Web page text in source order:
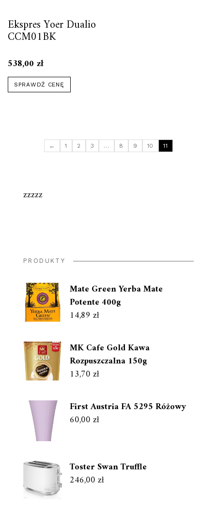
Ekspres Yoer Dualio
CCM01BK
538,00 zł
SPRAWDŹ CENĘ
← 1 2 3 … 8 9 10 11
zzzzz
PRODUKTY
Mate Green Yerba Mate
Potente 400g
14,89 zł
MK Cafe Gold Kawa
Rozpuszczalna 150g
13,70zł
First Austria FA 5295 Różowy
60,00zł
Toster Swan Truffle
246,00zł